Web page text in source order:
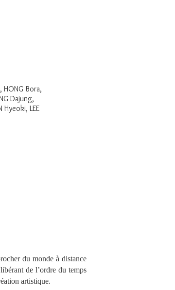
HONG Bora,
Dajung,
Hyeoki, LEE
du monde à distance
de l’ordre du temps
artistique.